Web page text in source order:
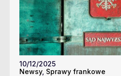
10/12/2025
Newsy, Sprawy frankowe